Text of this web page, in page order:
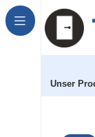
Unser